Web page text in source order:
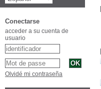
Conectarse
acceder a su cuenta de
usuario
Olvidé mi contraseña